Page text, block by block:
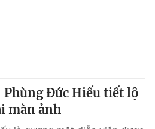
VTV8
Đức Hiếu tiết lộ
màn ảnh